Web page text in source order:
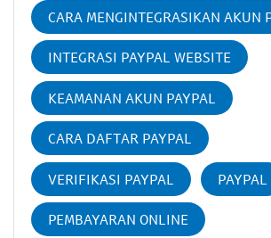
CARA MENGINTEGRASIKAN AKUN
INTEGRASI PAYPAL WEBSITE
KEAMANAN AKUN PAYPAL
CARA DAFTAR PAYPAL
VERIFIKASI PAYPAL PAYPAL
PEMBAYARAN ONLINE